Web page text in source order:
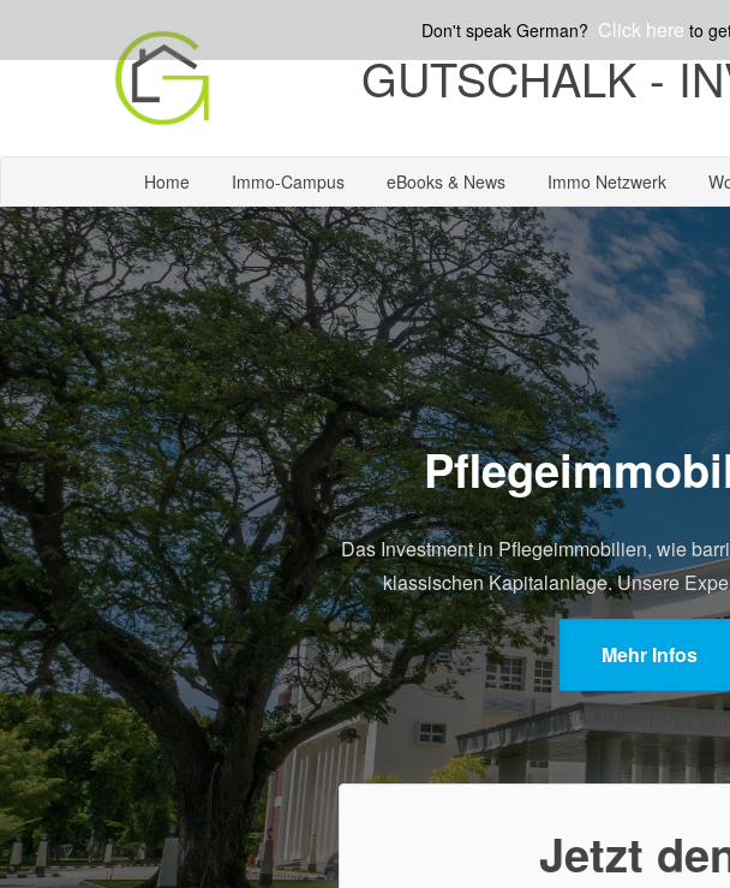
GUTSCHALK -
Home Immo-Campus eBooks & News Immo Netzwerk
Don't speak German? Click here to
Das Investment in Pflegeimmobilien, wie
klassischen Kapitalanlage. Unsere
Mehr Infos
Jetzt